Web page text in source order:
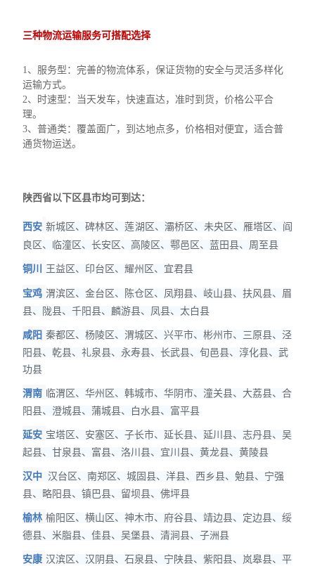
三种物流运输服务可搭配选择
1、服务型：完善的物流体系，保证货物的安全与灵活多样化
运输方式。
2、时速型：当天发车，快速直达，准时到货，价格公平合
理。
3、普通类：覆盖面广，到达地点多，价格相对便宜，适合普
通货物运送。
陕西省以下区县市均可到达：
西安 新城区、碑林区、莲湖区、灞桥区、未央区、雁塔区、阎
良区、临潼区、长安区、高陵区、鄠邑区、蓝田县、周至县
铜川 王益区、印台区、耀州区、宜君县
宝鸡 渭滨区、金台区、陈仓区、凤翔县、岐山县、扶风县、眉
县、陇县、千阳县、麟游县、凤县、太白县
咸阳 秦都区、杨陵区、渭城区、兴平市、彬州市、三原县、泾
阳县、乾县、礼泉县、永寿县、长武县、旬邑县、淳化县、武
功县
渭南
临渭区、华州区、韩城市、华阴市、潼关县、大荔县、合
阳县、澄城县、蒲城县、白水县、富平县
延安 宝塔区、安塞区、子长市、延长县、延川县、志丹县、吴
起县、甘泉县、富县、洛川县、宜川县、黄龙县、黄陵县
汉中 汉台区、南郑区、城固县、洋县、西乡县、勉县、宁强
县、略阳县、镇巴县、留坝县、佛坪县
榆林 榆阳区、横山区、神木市、府谷县、靖边县、定边县、绥
德县、米脂县、佳县、吴堡县、清涧县、子洲县
安康 汉滨区、汉阴县、石泉县、宁陕县、紫阳县、岚皋县、平